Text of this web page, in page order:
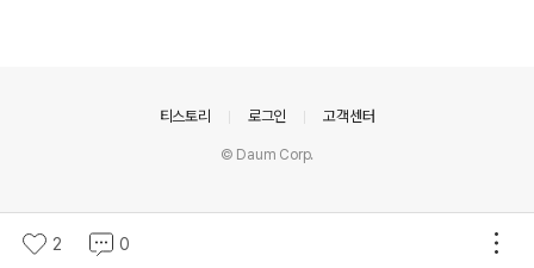
2 0
티스토리 로그인 고객센터
© Daum Corp.